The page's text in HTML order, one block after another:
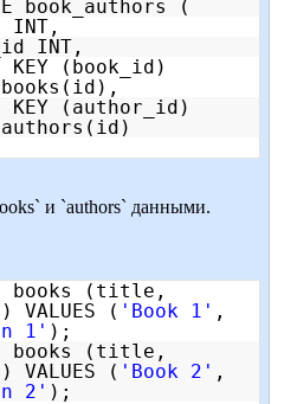
book_authors (
INT,
INT,
KEY (book_id)
books(id),
KEY (author_id)
authors(id)
и `authors` данными.
books (title,
( 'Book 1' ,
1' );
books (title,
( 'Book 2' ,
2' );